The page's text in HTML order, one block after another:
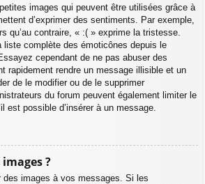
images qui peuvent être utilisées grâce à
d’exprimer des sentiments. Par exemple,
qu’au contraire, « :( » exprime la tristesse.
liste complète des émoticônes depuis le
cependant de ne pas abuser des
rapidement rendre un message illisible et un
de le modifier ou de le supprimer
du forum peuvent également limiter le
est possible d’insérer à un message.
?
images à vos messages. Si les